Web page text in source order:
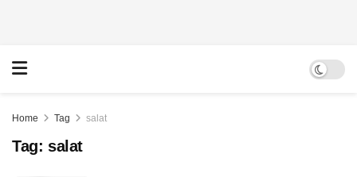
Home Tag salat
Tag: salat